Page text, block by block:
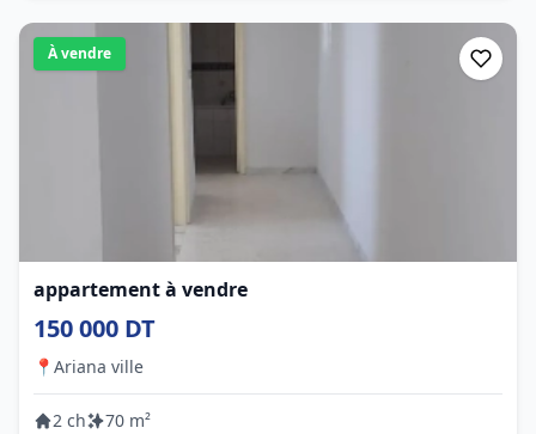
À vendre
appartement à vendre
150 000 DT
📍 Ariana ville
2 ch 70 m²